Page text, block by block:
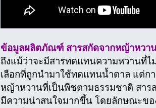
ข้อมูลผลิตภัณฑ์ สารสกัดจากหญ้าหวา
ถึงแม้ว่าจะมีสารทดแทนความหวานที่ไ
เลือกที่ถูกนำมาใช้ทดแทนน้ำตาล แต่กา
หญ้าหวานที่เป็นพืชตามธรรมชาติ สาร
มีความน่าสนใจมากขึ้น โดยลักษณะขอ